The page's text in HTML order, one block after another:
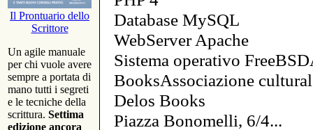
Il Prontuario dello
Scrittore
Un agile manuale
per chi vuole avere
sempre a portata di
mano tutti i segreti
e le tecniche della
scrittura. Settima
edizione ancora
Database MySQL
WebServer Apache
Sistema operativo
BooksAssociazione
Delos Books
Piazza Bonomelli, 6/4...